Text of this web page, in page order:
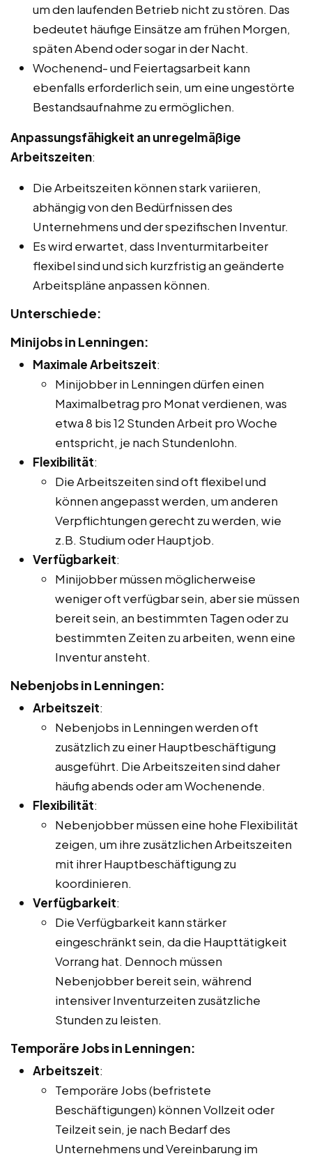
um den laufenden Betrieb nicht zu stören. Das
bedeutet häufige Einsätze am frühen Morgen,
späten Abend oder sogar in der Nacht.
Wochenend- und Feiertagsarbeit kann
ebenfalls erforderlich sein, um eine ungestörte
Bestandsaufnahme zu ermöglichen.
Anpassungsfähigkeit an unregelmäßige
Arbeitszeiten:
Die Arbeitszeiten können stark variieren,
abhängig von den Bedürfnissen des
Unternehmens und der spezifischen Inventur.
Es wird erwartet, dass Inventurmitarbeiter
flexibel sind und sich kurzfristig an geänderte
Arbeitspläne anpassen können.
Unterschiede:
Minijobs in Lenningen:
Maximale Arbeitszeit:
Minijobber in Lenningen dürfen einen
Maximalbetrag pro Monat verdienen, was
etwa 8 bis 12 Stunden Arbeit pro Woche
entspricht, je nach Stundenlohn.
Flexibilität:
Die Arbeitszeiten sind oft flexibel und
können angepasst werden, um anderen
Verpflichtungen gerecht zu werden, wie
z.B. Studium oder Hauptjob.
Verfügbarkeit:
Minijobber müssen möglicherweise
weniger oft verfügbar sein, aber sie müssen
bereit sein, an bestimmten Tagen oder zu
bestimmten Zeiten zu arbeiten, wenn eine
Inventur ansteht.
Nebenjobs in Lenningen:
Arbeitszeit:
Nebenjobs in Lenningen werden oft
zusätzlich zu einer Hauptbeschäftigung
ausgeführt. Die Arbeitszeiten sind daher
häufig abends oder am Wochenende.
Flexibilität:
Nebenjobber müssen eine hohe Flexibilität
zeigen, um ihre zusätzlichen Arbeitszeiten
mit ihrer Hauptbeschäftigung zu
koordinieren.
Verfügbarkeit:
Die Verfügbarkeit kann stärker
eingeschränkt sein, da die Haupttätigkeit
Vorrang hat. Dennoch müssen
Nebenjobber bereit sein, während
intensiver Inventurzeiten zusätzliche
Stunden zu leisten.
Temporäre Jobs in Lenningen:
Arbeitszeit:
Temporäre Jobs (befristete
Beschäftigungen) können Vollzeit oder
Teilzeit sein, je nach Bedarf des
Unternehmens und Vereinbarung im